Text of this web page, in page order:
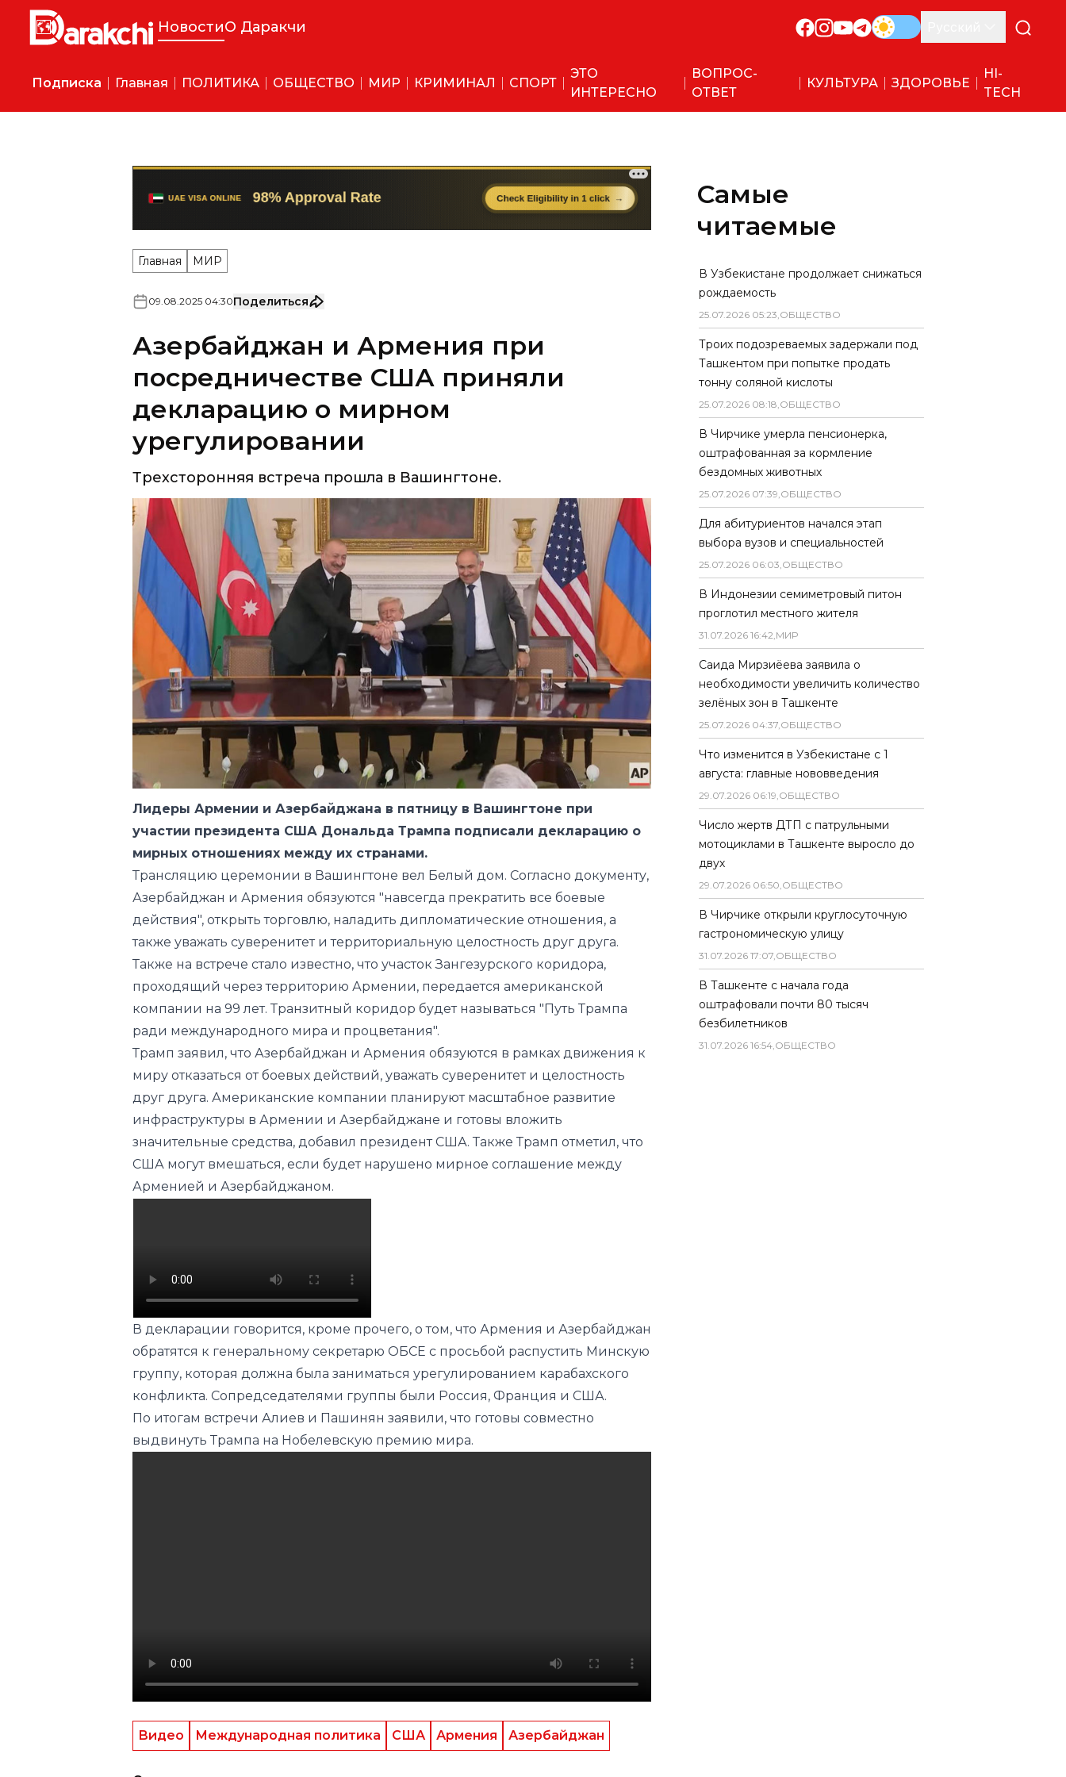
НовостиО Даракчи
Подписка Главная ПОЛИТИКА ОБЩЕСТВО МИР КРИМИНАЛ СПОРТ
ЭТО
ИНТЕРЕСНО
ВОПРОС-
ОТВЕТ
КУЛЬТУРА ЗДОРОВЬЕ
HI-
TECH
Главная МИР
Азербайджан и Армения при
посредничестве США приняли
декларацию о мирном
урегулировании
Трехсторонняя встреча прошла в Вашингтоне.
Лидеры Армении и Азербайджана в пятницу в Вашингтоне при
участии президента США Дональда Трампа подписали декларацию о
мирных отношениях между их странами.
Трансляциюцеремонии в Вашингтоне вел Белый дом. Согласно документу,
Азербайджан и Армения обязуются "навсегда прекратить все боевые
действия", открыть торговлю, наладить дипломатические отношения, а
также уважать суверенитет и территориальную целостность друг друга.
Также на встрече стало известно, что участок Зангезурского коридора,
проходящий через территорию Армении, передается американской
компании на 99 лет. Транзитный коридор будет называться "Путь Трампа
ради международного мира и процветания".
Трамп заявил, что Азербайджан и Армения обязуются в рамках движения к
миру отказаться от боевых действий, уважать суверенитет и целостность
друг друга. Американские компании планируют масштабное развитие
инфраструктуры в Армении и Азербайджане и готовы вложить
значительные средства, добавил президент США. Также Трамп отметил, что
США могут вмешаться, если будет нарушено мирное соглашение между
Арменией и Азербайджаном.
обратятся к генеральному секретарю ОБСЕ с просьбой распустить Минскую
конфликта. Сопредседателями группы были Россия, Франция и США.
По итогам встречи Алиев и Пашинян заявили, что готовы совместно
выдвинуть Трампа на Нобелевскую премию мира.
Видео Азербайджан
Самые
читаемые
В Узбекистане продолжает снижаться
рождаемость
25.07.2026 05:23,ОБЩЕСТВО
Троих подозреваемых задержали под
Ташкентом при попытке продать
тонну соляной кислоты
25.07.2026 08:18,ОБЩЕСТВО
В Чирчике умерла пенсионерка,
оштрафованная за кормление
бездомных животных
25.07.2026 07:39,ОБЩЕСТВО
Для абитуриентов начался этап
выбора вузов и специальностей
25.07.2026 06:03,ОБЩЕСТВО
В Индонезии семиметровый питон
проглотил местного жителя
31.07.2026 16:42,МИР
Саида Мирзиёева заявила о
необходимости увеличить количество
зелёных зон в Ташкенте
25.07.2026 04:37,ОБЩЕСТВО
Что изменится в Узбекистане с 1
августа: главные нововведения
29.07.2026 06:19,ОБЩЕСТВО
Число жертв ДТП с патрульными
мотоциклами в Ташкенте выросло до
двух
29.07.2026 06:50,ОБЩЕСТВО
В Чирчике открыли круглосуточную
гастрономическую улицу
31.07.2026 17:07,ОБЩЕСТВО
В Ташкенте с начала года
оштрафовали почти 80 тысяч
безбилетников
31.07.2026 16:54,ОБЩЕСТВО